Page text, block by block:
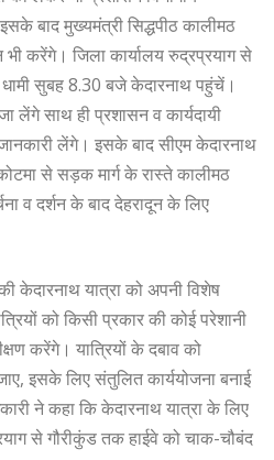
बाद मुख्यमंत्री सिद्धपीठ कालीमठ
करेंगे। जिला कार्यालय रुद्रप्रयाग से
सुबह 8.30 बजे केदारनाथ पहुंचें।
लेंगे साथ ही प्रशासन व कार्यदायी
लेंगे। इसके बाद सीएम केदारनाथ
से सड़क मार्ग के रास्ते कालीमठ
व दर्शन के बाद देहरादून के लिए
केदारनाथ यात्रा को अपनी विशेष
को किसी प्रकार की कोई परेशानी
करेंगे। यात्रियों के दबाव को
इसके लिए संतुलित कार्ययोजना बनाई
ने कहा कि केदारनाथ यात्रा के लिए
से गौरीकुंड तक हाईवे को चाक-चौबंद